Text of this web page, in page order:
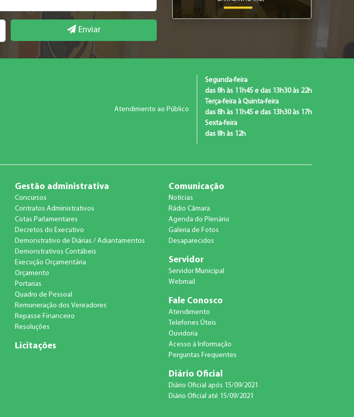
Enviar
Atendimento ao Público
Segunda-feira
das 8h às 11h45 e das 13h30 às 22h
Terça-feira à Quinta-feira
das 8h às 11h45 e das 13h30 às 17h
Sexta-feira
das 8h às 12h
Gestão administrativa
Concursos
Contratos Administrativos
Cotas Parlamentares
Decretos do Executivo
Demonstrativo de Diárias / Adiantamentos
Demonstrativos Contábeis
Execução Orçamentária
Orçamento
Portarias
Quadro de Pessoal
Remuneração dos Vereadores
Repasse Financeiro
Resoluções
Licitações
Comunicação
Notícias
Rádio Câmara
Agenda do Plenário
Galeria de Fotos
Desaparecidos
Servidor
Servidor Municipal
Webmail
Fale Conosco
Atendimento
Telefones Úteis
Ouvidoria
Acesso à Informação
Perguntas Frequentes
Diário Oficial
Diário Oficial após 15/09/2021
Diário Oficial até 15/09/2021